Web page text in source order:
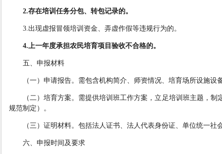
2.存在培训任务分包、转包记录的。
3.出现虚报冒领培训资金、弄虚作假等违规行为的。
4.上一年度承担农民培育项目验收不合格的。
五、申报材料
（一）申请报告。 需包含机构简介、师资情况、培育场所设施设
（二）培育方案。 需提供培训班工作方案， 立足培训班主题，制
规范制定 ） 。
（三）证明材料。 包括法人证书、法人代表身份证、单位统一社
六、申报时间及要求